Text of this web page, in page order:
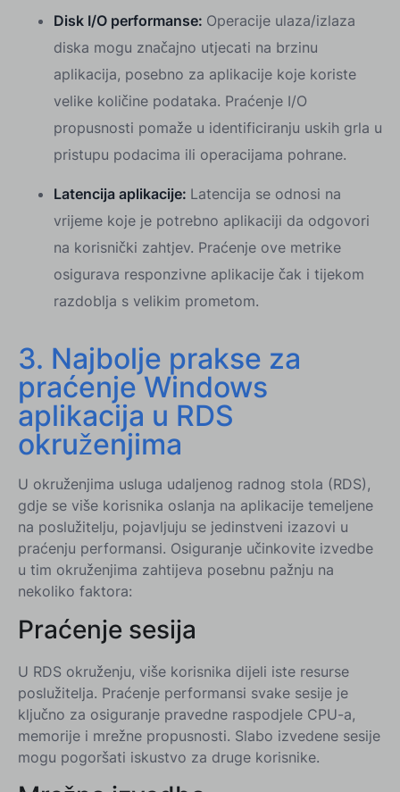
Disk I/O performanse: Operacije ulaza/izlaza
diska mogu značajno utjecati na brzinu
aplikacija, posebno za aplikacije koje koriste
velike količine podataka. Praćenje I/O
propusnosti pomaže u identificiranju uskih grla u
pristupu podacima ili operacijama pohrane.
Latencija aplikacije: Latencija se odnosi na
vrijeme koje je potrebno aplikaciji da odgovori
na korisnički zahtjev. Praćenje ove metrike
osigurava responzivne aplikacije čak i tijekom
razdoblja s velikim prometom.
3. Najbolje prakse za
praćenje Windows
aplikacija u RDS
okruženjima
U okruženjima usluga udaljenog radnog stola (RDS),
gdje se više korisnika oslanja na aplikacije temeljene
na poslužitelju, pojavljuju se jedinstveni izazovi u
praćenju performansi. Osiguranje učinkovite izvedbe
u tim okruženjima zahtijeva posebnu pažnju na
nekoliko faktora:
Praćenje sesija
U RDS okruženju, više korisnika dijeli iste resurse
poslužitelja. Praćenje performansi svake sesije je
ključno za osiguranje pravedne raspodjele CPU-a,
memorije i mrežne propusnosti. Slabo izvedene sesije
mogu pogoršati iskustvo za druge korisnike.